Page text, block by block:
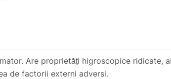
Are proprietăți higroscopice ridicate,
de factorii externi adversi.